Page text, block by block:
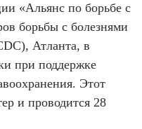
«Альянс по борьбе с
борьбы с болезнями
Атланта, в
при поддержке
Этот
и проводится 28